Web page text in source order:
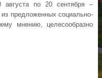
по 20 сентября –
предложенных социально-
мнению, целесообразно